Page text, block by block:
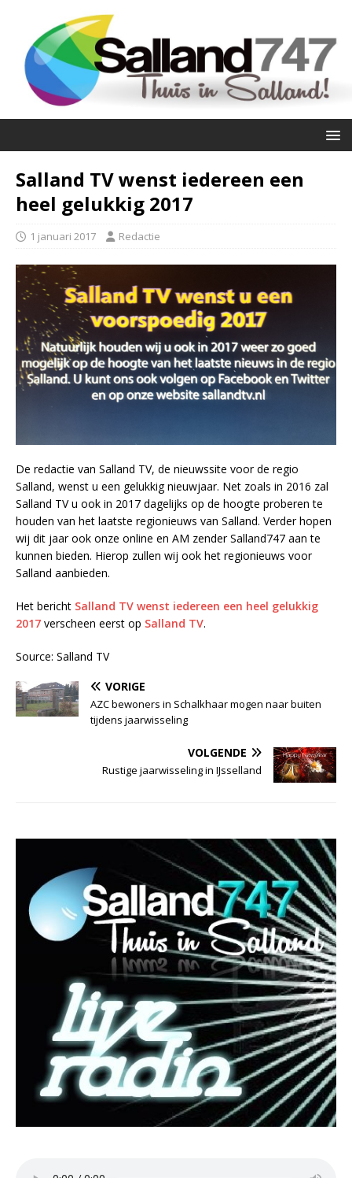
Salland TV wenst iedereen een
heel gelukkig 2017
1 januari 2017 Redactie
De redactie van Salland TV, de nieuwssite voor de regio
Salland, wenst u een gelukkig nieuwjaar. Net zoals in 2016 zal
Salland TV u ook in 2017 dagelijks op de hoogte proberen te
houden van het laatste regionieuws van Salland. Verder hopen
wij dit jaar ook onze online en AM zender Salland747 aan te
kunnen bieden. Hierop zullen wij ook het regionieuws voor
Salland aanbieden.
Het bericht Salland TV wenst iedereen een heel gelukkig
2017 verscheen eerst op Salland TV.
Source: Salland TV
VORIGE
AZC bewoners in Schalkhaar mogen naar buiten
tijdens jaarwisseling
VOLGENDE
Rustige jaarwisseling in IJsselland